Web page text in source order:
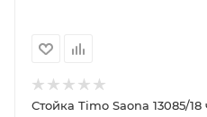
Стойка Timo Saona 13085/18